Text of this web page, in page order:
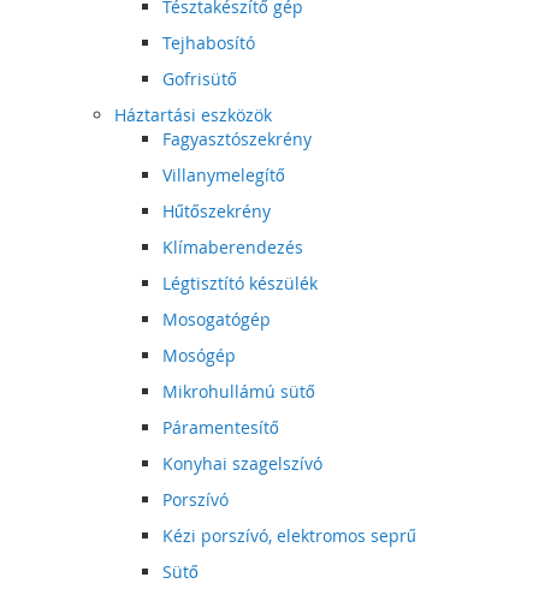
Tésztakészítő gép
Tejhabosító
Gofrisütő
Háztartási eszközök
Fagyasztószekrény
Villanymelegítő
Hűtőszekrény
Klímaberendezés
Légtisztító készülék
Mosogatógép
Mosógép
Mikrohullámú sütő
Páramentesítő
Konyhai szagelszívó
Porszívó
Kézi porszívó, elektromos seprű
Sütő